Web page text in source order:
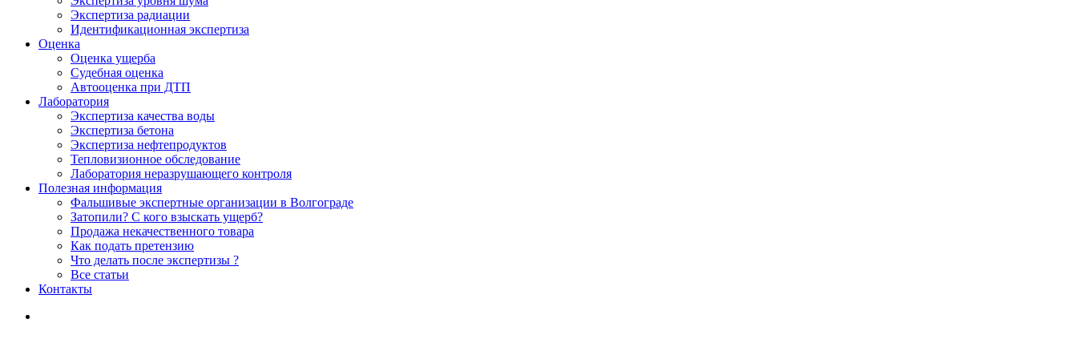
Экспертиза радиации
Идентификационная экспертиза
Оценка
Оценка ущерба
Судебная оценка
Автооценка при ДТП
Лаборатория
Экспертиза качества воды
Экспертиза бетона
Экспертиза нефтепродуктов
Тепловизионное обследование
Лаборатория неразрушающего контроля
Полезная информация
Фальшивые экспертные организации в Волгограде
Затопили? С кого взыскать ущерб?
Продажа некачественного товара
Как подать претензию
Что делать после экспертизы ?
Все статьи
Контакты